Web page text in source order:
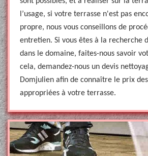
l’usage, si votre terrasse n'est pas
propre, nous vous conseillons de
entretien. Si vous êtes à la recherche
dans le domaine, faites-nous savoir
cela, demandez-nous un devis
Domjulien afin de connaître le prix
appropriées à votre terrasse.